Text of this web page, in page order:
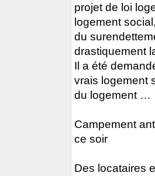
projet de loi
logement
du
drastiquement
Il a été
vrais logement
du logement …
Campement
ce soir
Des locataires